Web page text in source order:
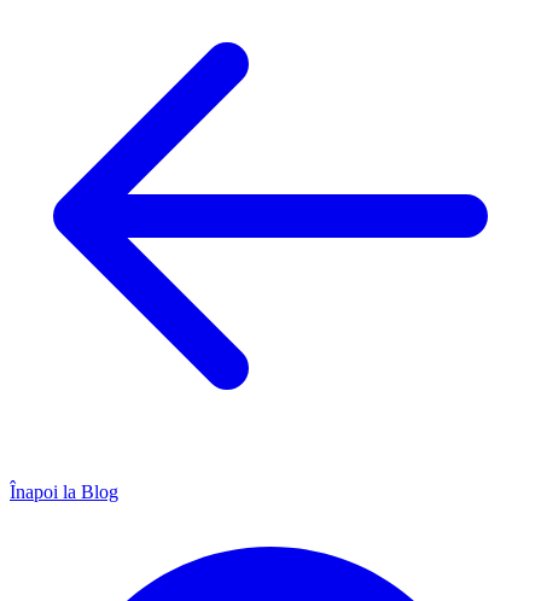
Înapoi la Blog